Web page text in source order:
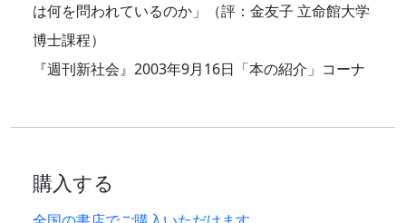
は何を問われているのか」（評：金友子 立命館大学
博士課程）
『週刊新社会』2003年9月16日「本の紹介」コーナ
購入する